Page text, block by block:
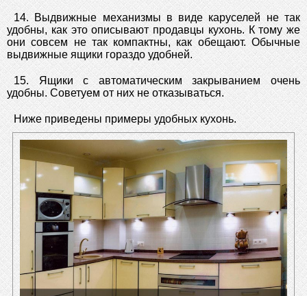
14. Выдвижные механизмы в виде каруселей не так
удобны, как это описывают продавцы кухонь. К тому же
они совсем не так компактны, как обещают. Обычные
выдвижные ящики гораздо удобней.
15. Ящики с автоматическим закрыванием очень
удобны. Советуем от них не отказываться.
Ниже приведены примеры удобных кухонь.